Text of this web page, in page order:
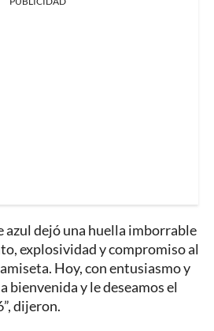
azul dejó una huella imborrable
explosividad y compromiso al
Hoy, con entusiasmo y
bienvenida y le deseamos el
dijeron.